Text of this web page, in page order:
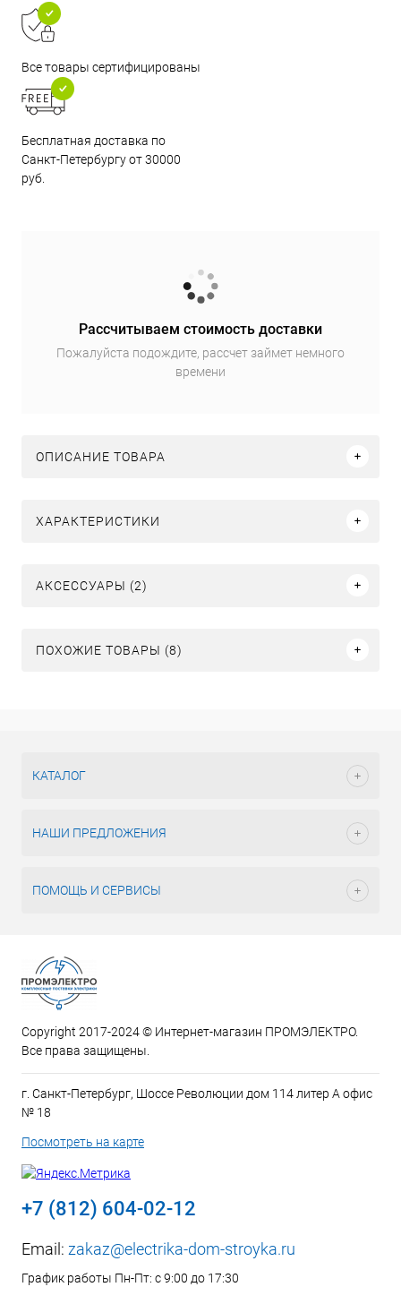
Все товары сертифицированы
Бесплатная доставка по
Санкт-Петербургу от 30000
руб.
Рассчитываем стоимость доставки
Пожалуйста подождите, рассчет займет немного
времени
ОПИСАНИЕ ТОВАРА
ХАРАКТЕРИСТИКИ
АКСЕССУАРЫ (2)
ПОХОЖИЕ ТОВАРЫ (8)
КАТАЛОГ
НАШИ ПРЕДЛОЖЕНИЯ
ПОМОЩЬ И СЕРВИСЫ
Copyright 2017-2024 © Интернет-магазин ПРОМЭЛЕКТРО.
Все права защищены.
г. Санкт-Петербург, Шоссе Революции дом 114 литер А офис
№ 18
Посмотреть на карте
+7 (812) 604-02-12
Email: zakaz@electrika-dom-stroyka.ru
График работы Пн-Пт: с 9:00 до 17:30